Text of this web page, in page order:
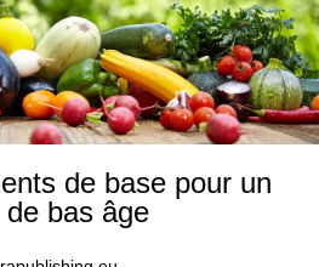
de base pour un
bas âge